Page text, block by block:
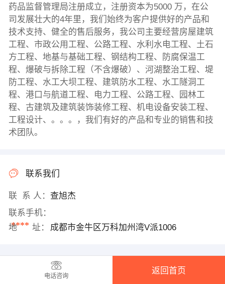
药品监督管理局注册成立，注册资本为5000 万，在公
司发展壮大的4年里，我们始终为客户提供好的产品和
技术支持、健全的售后服务，我公司主要经营房屋建筑
工程、市政公用工程、公路工程、水利水电工程、土石
方工程、地基与基础工程、钢结构工程、防腐保温工
程、爆破与拆除工程（不含爆破）、河湖整治工程、堤
防工程、水工大坝工程、建筑防水工程、水工隧洞工
程、港口与航道工程、电力工程、公路工程、园林工
程、古建筑及建筑装饰装修工程、机电设备安装工程、
工程设计、。。。，我们有好的产品和专业的销售和技
术团队。
联系我们
联 系 人： 查旭杰
联系手机：
****
地 址： 成都市金牛区万科加州湾V派1006
电话咨询
返回首页